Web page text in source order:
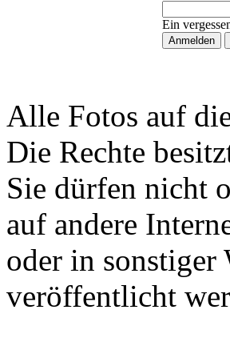
Ein
Alle Fotos auf
Die Rechte
Sie dürfen nicht
auf andere
oder in sonstiger
veröffentlicht